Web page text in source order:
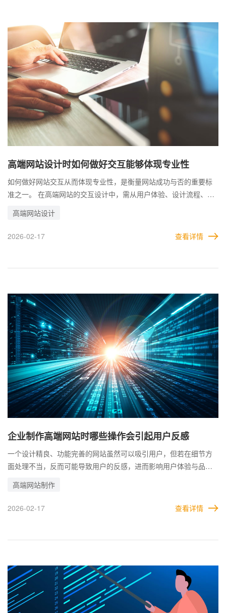
高端网站设计时如何做好交互能够体现专业性
如何做好网站交互从而体现专业性，是衡量网站成功与否的重要标
准之一。 在高端网站的交互设计中，需从用户体验、设计流程、交
展现品牌形象和专业水准。 高端网站的交互设计不仅是技术与美学
的融合，更是用户体验与品牌价值的综合体现。要做好交互设计，
高端网站设计
2026-02-17 查看详情
企业制作高端网站时哪些操作会引起用户反感
一个设计精良、功能完善的网站虽然可以吸引用户，但若在细节方
面处理不当，反而可能导致用户的反感，进而影响用户体验与品牌
忌因追求短期利益或忽视细节问题而引起用户的反感。通过关注用
户需求、优化功能设计以及避免这些问题，可以有效提升网站的用
色，这样才知道什么样的网站做出来才是最吸引人的。
高端网站制作
2026-02-17 查看详情